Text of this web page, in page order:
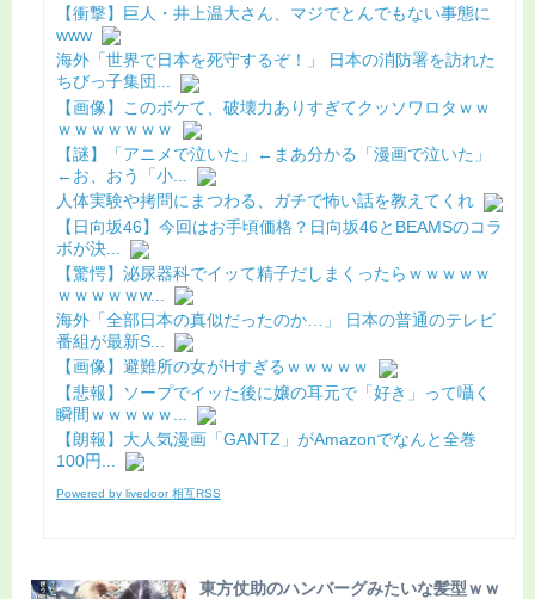
【衝撃】巨人・井上温大さん、マジでとんでもない事態に
www
海外「世界で日本を死守するぞ！」 日本の消防署を訪れた
ちびっ子集団...
【画像】このボケて、破壊力ありすぎてクッソワロタｗｗ
ｗｗｗｗｗｗｗ
【謎】「アニメで泣いた」←まあ分かる「漫画で泣いた」
←お、おう「小...
人体実験や拷問にまつわる、ガチで怖い話を教えてくれ
【日向坂46】今回はお手頃価格？日向坂46とBEAMSのコラ
ボが決...
【驚愕】泌尿器科でイッて精子だしまくったらｗｗｗｗｗ
ｗｗｗｗｗw...
海外「全部日本の真似だったのか…」 日本の普通のテレビ
番組が最新S...
【画像】避難所の女がHすぎるｗｗｗｗｗ
【悲報】ソープでイッた後に嬢の耳元で「好き」って囁く
瞬間ｗｗｗｗｗ...
【朗報】大人気漫画「GANTZ」がAmazonでなんと全巻
100円...
Powered by livedoor 相互RSS
東方仗助のハンバーグみたいな髪型ｗｗ